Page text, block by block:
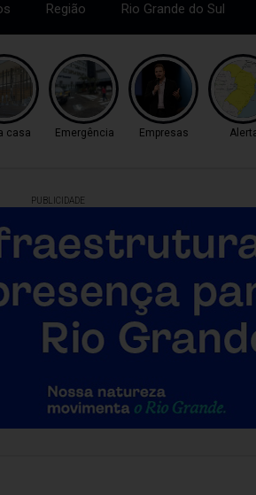
Região Rio Grande do Sul
casa Emergência Empresas
PUBLICIDADE